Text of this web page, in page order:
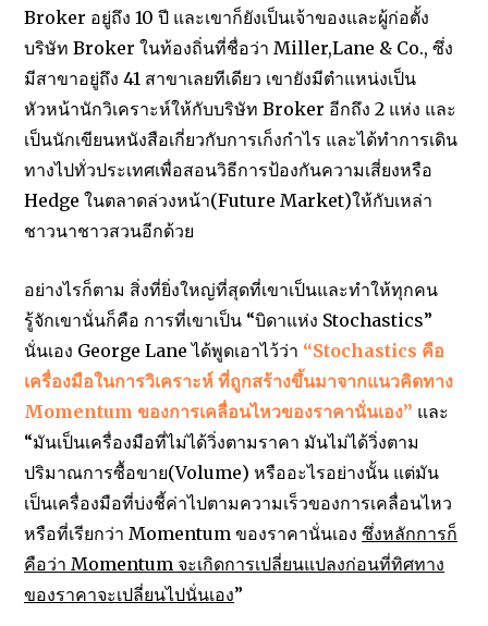
Broker อยู่ถึง 10 ปี และเขาก็ยังเป็นเจ้าของและผู้ก่อตั้ง
บริษัท Broker ในท้องถิ่นที่ชื่อว่า Miller,Lane & Co., ซึ่ง
มีสาขาอยู่ถึง 41 สาขาเลยทีเดียว เขายังมีตำแหน่งเป็น
หัวหน้านักวิเคราะห์ให้กับบริษัท Broker อีกถึง 2 แห่ง และ
เป็นนักเขียนหนังสือเกี่ยวกับการเก็งกำไร และได้ทำการเดิน
ทางไปทั่วประเทศเพื่อสอนวิธีการป้องกันความเสี่ยงหรือ
Hedge ในตลาดล่วงหน้า(Future Market)ให้กับเหล่า
ชาวนาชาวสวนอีกด้วย
อย่างไรก็ตาม สิ่งที่ยิ่งใหญ่ที่สุดที่เขาเป็นและทำให้ทุกคน
รู้จักเขานั่นก็คือ การที่เขาเป็น “บิดาแห่ง Stochastics”
นั่นเอง George Lane ได้พูดเอาไว้ว่า “Stochastics คือ
เครื่องมือในการวิเคราะห์ ที่ถูกสร้างขึ้นมาจากแนวคิดทาง
Momentum ของการเคลื่อนไหวของราคานั่นเอง” และ
“มันเป็นเครื่องมือที่ไม่ได้วิ่งตามราคา มันไม่ได้วิ่งตาม
ปริมาณการซื้อขาย(Volume) หรืออะไรอย่างนั้น แต่มัน
เป็นเครื่องมือที่บ่งชี้ค่าไปตามความเร็วของการเคลื่อนไหว
หรือที่เรียกว่า Momentum ของราคานั่นเอง ซึ่งหลักการก็
คือว่า Momentum จะเกิดการเปลี่ยนแปลงก่อนที่ทิศทาง
ของราคาจะเปลี่ยนไปนั่นเอง”